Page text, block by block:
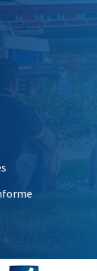
une nouvelle
une nouvelle